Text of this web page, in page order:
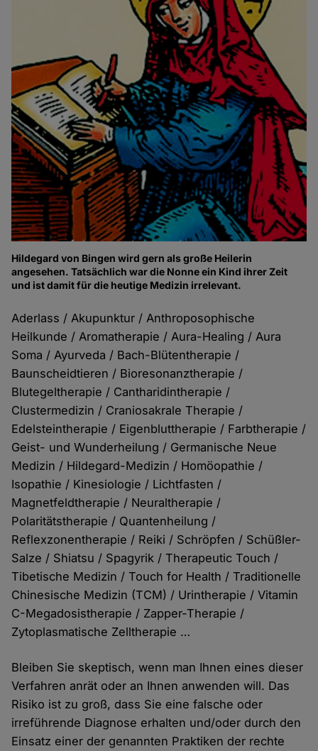
Hildegard von Bingen wird gern als große Heilerin
angesehen. Tatsächlich war die Nonne ein Kind ihrer Zeit
und ist damit für die heutige Medizin irrelevant.
Aderlass / Akupunktur / Anthroposophische
Heilkunde / Aromatherapie / Aura-Healing / Aura
Soma / Ayurveda / Bach-Blütentherapie /
Baunscheidtieren / Bioresonanztherapie /
Blutegeltherapie / Cantharidintherapie /
Clustermedizin / Craniosakrale Therapie /
Edelsteintherapie / Eigenbluttherapie / Farbtherapie /
Geist- und Wunderheilung / Germanische Neue
Medizin / Hildegard-Medizin / Homöopathie /
Isopathie / Kinesiologie / Lichtfasten /
Magnetfeldtherapie / Neuraltherapie /
Polaritätstherapie / Quantenheilung /
Reflexzonentherapie / Reiki / Schröpfen / Schüßler-
Salze / Shiatsu / Spagyrik / Therapeutic Touch /
Tibetische Medizin / Touch for Health / Traditionelle
Chinesische Medizin (TCM) / Urintherapie / Vitamin
C-Megadosistherapie / Zapper-Therapie /
Zytoplasmatische Zelltherapie …
Bleiben Sie skeptisch, wenn man Ihnen eines dieser
Verfahren anrät oder an Ihnen anwenden will. Das
Risiko ist zu groß, dass Sie eine falsche oder
irreführende Diagnose erhalten und/oder durch den
Einsatz einer der genannten Praktiken der rechte